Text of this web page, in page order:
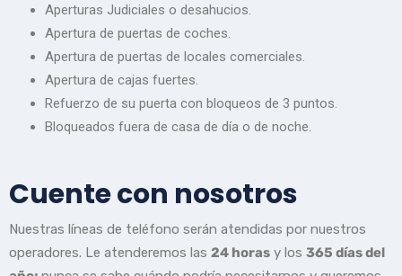
Aperturas Judiciales o desahucios.
Apertura de puertas de coches.
Apertura de puertas de locales comerciales.
Apertura de cajas fuertes.
Refuerzo de su puerta con bloqueos de 3 puntos.
Bloqueados fuera de casa de día o de noche.
Cuente con nosotros
Nuestras líneas de teléfono serán atendidas por nuestros
operadores. Le atenderemos las 24 horas y los 365 días del